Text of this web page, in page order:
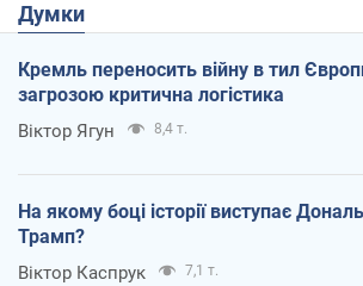
Думки
Кремль переносить війну в тил
загрозою критична логістика
Віктор Ягун 8,4 т.
На якому боці історії виступає
Трамп?
Віктор Каспрук 7,1 т.